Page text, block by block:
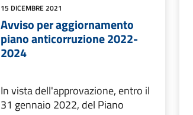
15 DICEMBRE 2021
Avviso per aggiornamento
piano anticorruzione 2022-
2024
In vista dell'approvazione, entro il
31 gennaio 2022, del Piano